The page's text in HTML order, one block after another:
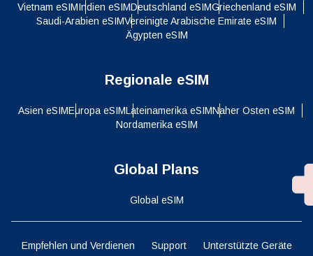
Vietnam eSIMIndien eSIMDeutschland eSIMGriechenland eSIM
Saudi-Arabien eSIMVereinigte Arabische Emirate eSIM
Ägypten eSIM
Regionale eSIM
Asien eSIMEuropa eSIMLateinamerika eSIMNaher Osten eSIM
Nordamerika eSIM
Global Plans
Global eSIM
Empfehlen und Verdienen Support Unterstützte Geräte